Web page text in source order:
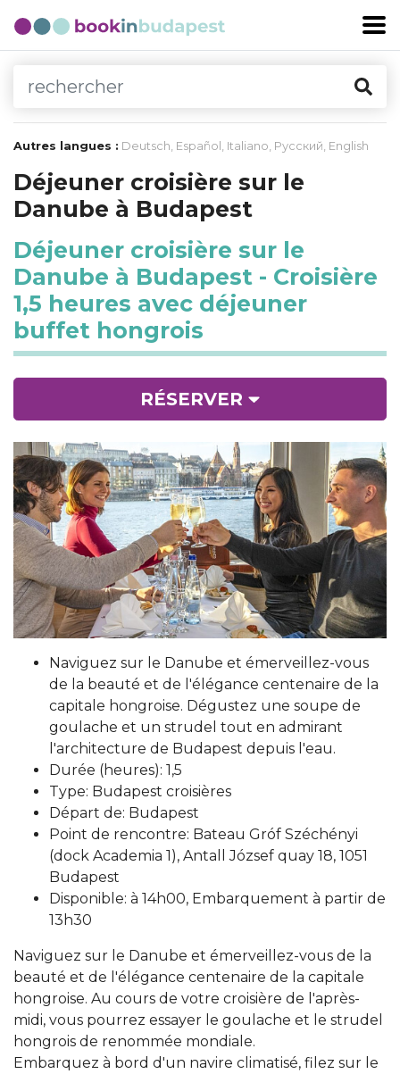
Autres langues : Deutsch, Español , Italiano, Русский, English
Déjeuner croisière sur le
Danube à Budapest
Déjeuner croisière sur le
Danube à Budapest - Croisière
1,5 heures avec déjeuner
buffet hongrois
Naviguez sur le Danube et émerveillez-vous
de la beauté et de l'élégance centenaire de la
capitale hongroise. Dégustez une soupe de
goulache et un strudel tout en admirant
l'architecture de Budapest depuis l'eau.
Durée (heures): 1,5
Type: Budapest croisières
Départ de: Budapest
Point de rencontre: Bateau Gróf Széchényi
(dock Academia 1), Antall József quay 18, 1051
Budapest
Disponible: à 14h00, Embarquement à partir de
13h30
Naviguez sur le Danube et émerveillez-vous de la
beauté et de l'élégance centenaire de la capitale
hongroise. Au cours de votre croisière de l'après-
midi, vous pourrez essayer le goulache et le strudel
hongrois de renommée mondiale.
Embarquez à bord d'un navire climatisé, filez sur le
RÉSERVER